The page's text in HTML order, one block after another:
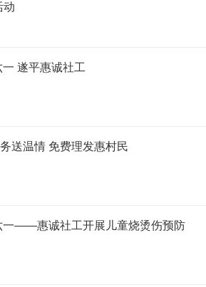
动
遂平惠诚社工
送温情 免费理发惠村民
一——惠诚社工开展儿童烧烫伤预防